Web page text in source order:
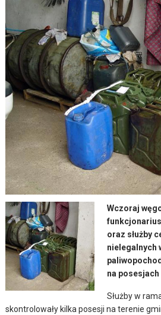
Wczoraj
oraz służby
nielegalnych
na
Służby w
skontrolowały kilka posesji na terenie